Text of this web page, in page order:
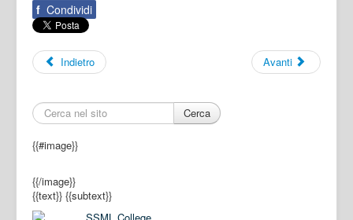
f Condividi
Indietro Avanti
Cerca
{{#image}}
{{/image}}
{{text}} {{subtext}}